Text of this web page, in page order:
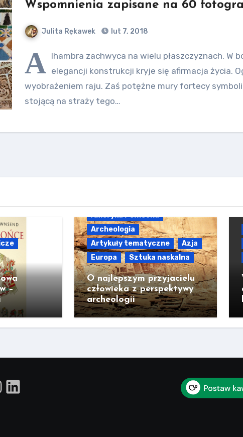
Wspomnienia zapisane na 60
Julita Rękawek lut 7, 2018
A lhambra zachwyca na wielu płaszczyznach. W
elegancji konstrukcji kryje się afirmacja życia.
wyobrażeniem raju. Zaś potężne mury fortecy
stojącą na straży tego…
–
Ameryka Północna
Archeologia
Artykuły tematyczne
Azja
Europa
Sztuka naskalna
O najlepszym przyjacielu
człowieka z perspektywy
archeologii
LinkedIn